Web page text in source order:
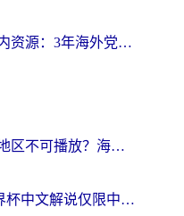
北美回国无缝访问国内资源：3年海外党亲测的加速器选择指南
在美国看世界杯当前地区不可播放？海外党体育观赛终极指南来了！
在澳大利亚看B站世界杯中文解说仅限中国大陆？这篇指南帮你打破限制看遍赛事